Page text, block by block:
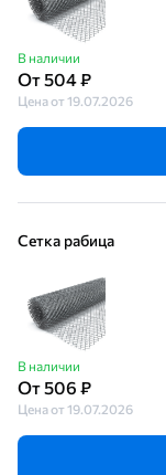
В наличии
От 504 ₽
Цена от 19.07.2026
Сетка рабица
В наличии
От 506 ₽
Цена от 19.07.2026